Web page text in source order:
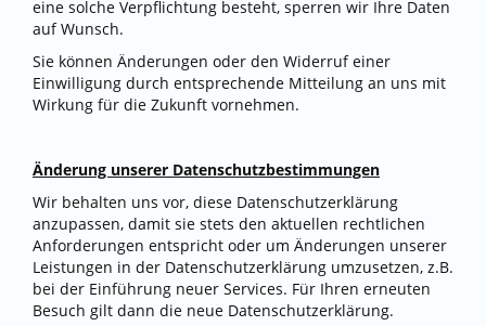
eine solche Verpflichtung besteht, sperren wir Ihre Daten
auf Wunsch.
Sie können Änderungen oder den Widerruf einer
Einwilligung durch entsprechende Mitteilung an uns mit
Wirkung für die Zukunft vornehmen.
Änderung unserer Datenschutzbestimmungen
Wir behalten uns vor, diese Datenschutzerklärung
anzupassen, damit sie stets den aktuellen rechtlichen
Anforderungen entspricht oder um Änderungen unserer
Leistungen in der Datenschutzerklärung umzusetzen, z.B.
bei der Einführung neuer Services. Für Ihren erneuten
Besuch gilt dann die neue Datenschutzerklärung.